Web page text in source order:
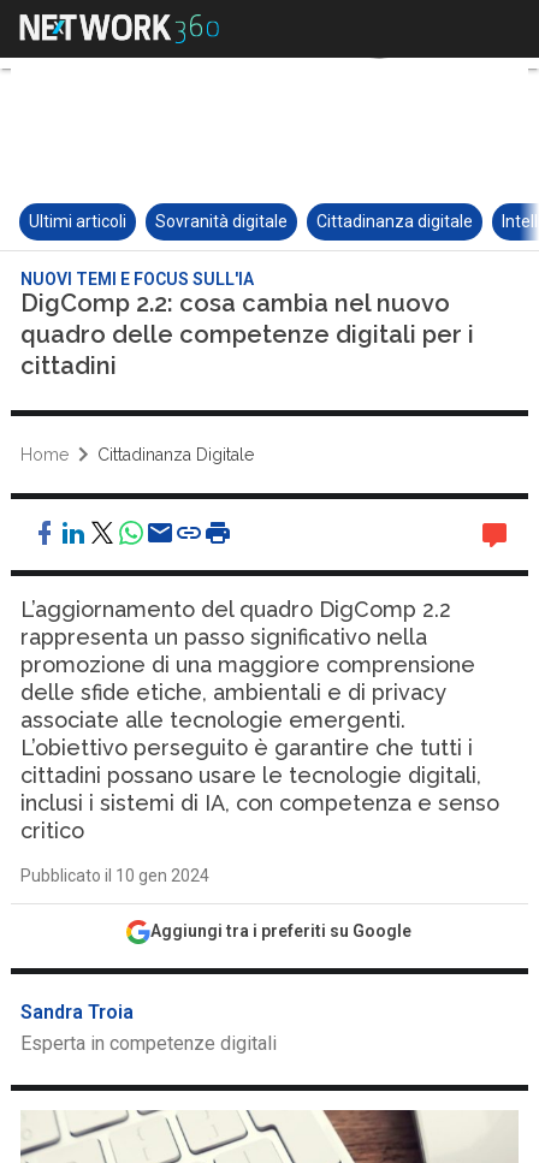
Ultimi articoli Sovranità digitale Cittadinanza digitale
NUOVI TEMI E FOCUS SULL'IA
DigComp 2.2: cosa cambia nel nuovo
quadro delle competenze digitali per i
cittadini
Home Cittadinanza Digitale
L’aggiornamento del quadro DigComp 2.2
rappresenta un passo significativo nella
promozione di una maggiore comprensione
delle sfide etiche, ambientali e di privacy
associate alle tecnologie emergenti.
L’obiettivo perseguito è garantire che tutti i
cittadini possano usare le tecnologie digitali,
inclusi i sistemi di IA, con competenza e senso
critico
Pubblicato il 10 gen 2024
Aggiungi tra i preferiti su Google
Sandra Troia
Esperta in competenze digitali